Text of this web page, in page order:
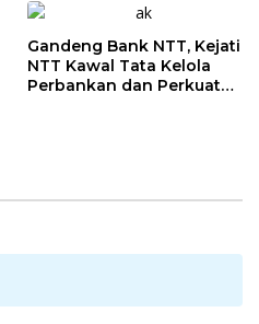
Agustus
Gandeng Bank NTT, Kejati
NTT Kawal Tata Kelola
Perbankan dan Perkuat